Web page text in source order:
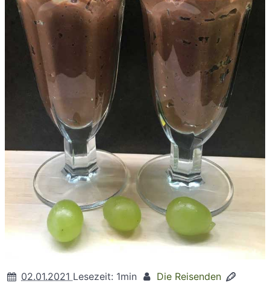
02.01.2021 Lesezeit: 1min
Die Reisenden